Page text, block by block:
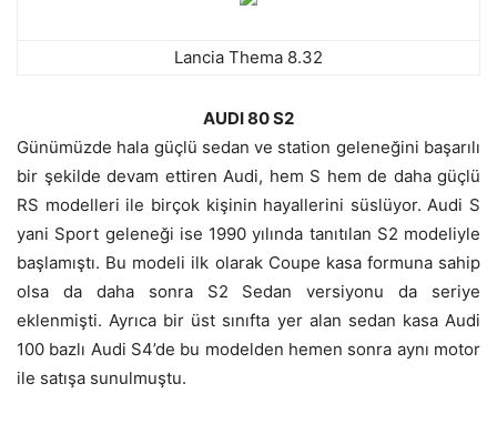
Lancia Thema 8.32
AUDI 80 S2
Günümüzde hala güçlü sedan ve station geleneğini başarılı
bir şekilde devam ettiren Audi, hem S hem de daha güçlü
RS modelleri ile birçok kişinin hayallerini süslüyor. Audi S
yani Sport geleneği ise 1990 yılında tanıtılan S2 modeliyle
başlamıştı. Bu modeli ilk olarak Coupe kasa formuna sahip
olsa da daha sonra S2 Sedan versiyonu da seriye
eklenmişti. Ayrıca bir üst sınıfta yer alan sedan kasa Audi
100 bazlı Audi S4’de bu modelden hemen sonra aynı motor
ile satışa sunulmuştu.